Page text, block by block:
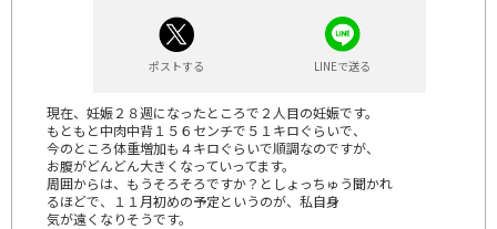
ポストする LINEで送る
現在、妊娠２８週になったところで２人目の妊娠です。
もともと中肉中背１５６センチで５１キロぐらいで、
今のところ体重増加も４キロぐらいで順調なのですが、
お腹がどんどん大きくなっていってます。
周囲からは、もうそろそろですか？としょっちゅう聞かれ
るほどで、１１月初めの予定というのが、私自身
気が遠くなりそうです。